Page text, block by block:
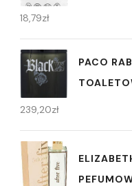
18,79zł
PACO
239,20zł